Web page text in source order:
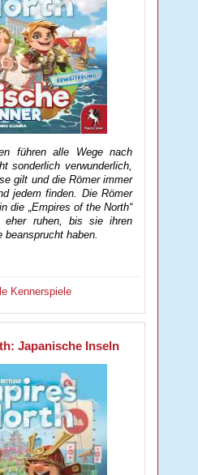
führen alle Wege nach
sonderlich verwunderlich,
gilt und die Römer immer
jedem finden. Die Römer
die „Empires of the North“
eher ruhen, bis sie ihren
haben.
Kennerspiele
Japanische Inseln